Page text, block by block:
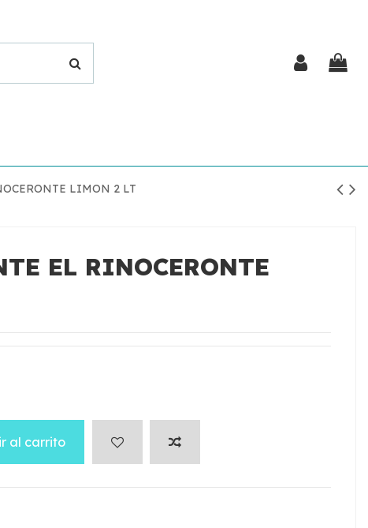
LIMON 2 LT
EL RINOCERONTE
al carrito